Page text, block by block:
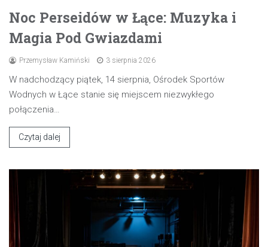
Noc Perseidów w Łące: Muzyka i
Magia Pod Gwiazdami
Przemysław Kamiński 3 sierpnia 2026
W nadchodzący piątek, 14 sierpnia, Ośrodek Sportów
Wodnych w Łące stanie się miejscem niezwykłego
połączenia…
Czytaj dalej